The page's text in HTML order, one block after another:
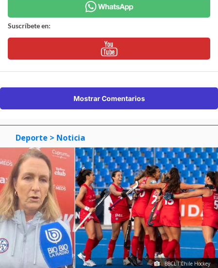
Suscríbete en:
Mostrar Comentarios
Deporte > Noticia
BBCL I Chile Hockey